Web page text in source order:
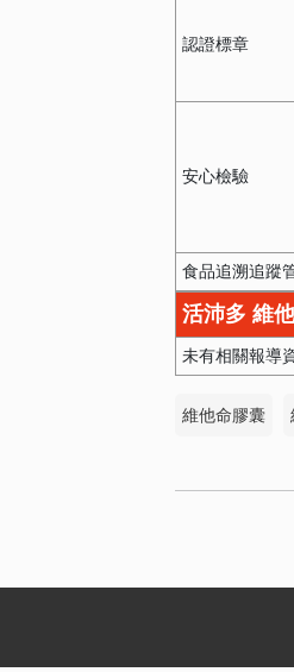
認證標章
安心檢驗
食品追溯追蹤
活沛多 維
未有相關報導
維他命膠囊